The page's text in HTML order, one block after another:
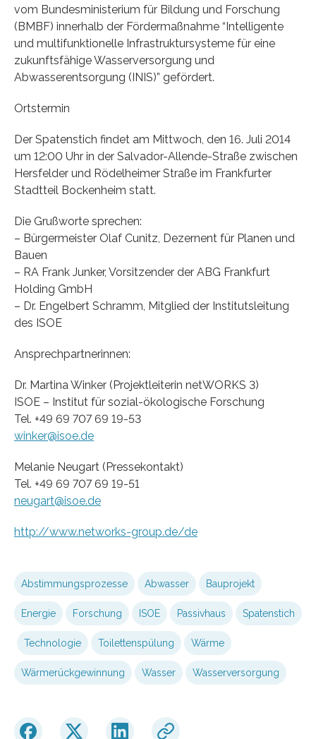
vom Bundesministerium für Bildung und Forschung
(BMBF) innerhalb der Fördermaßnahme “Intelligente
und multifunktionelle Infrastruktursysteme für eine
zukunftsfähige Wasserversorgung und
Abwasserentsorgung (INIS)” gefördert.
Ortstermin
Der Spatenstich findet am Mittwoch, den 16. Juli 2014
um 12:00 Uhr in der Salvador-Allende-Straße zwischen
Hersfelder und Rödelheimer Straße im Frankfurter
Stadtteil Bockenheim statt.
Die Grußworte sprechen:
– Bürgermeister Olaf Cunitz, Dezernent für Planen und
Bauen
– RA Frank Junker, Vorsitzender der ABG Frankfurt
Holding GmbH
– Dr. Engelbert Schramm, Mitglied der Institutsleitung
des ISOE
Ansprechpartnerinnen:
Dr. Martina Winker (Projektleiterin netWORKS 3)
ISOE – Institut für sozial-ökologische Forschung
Tel. +49 69 707 69 19-53
winker@isoe.de
Melanie Neugart (Pressekontakt)
Tel. +49 69 707 69 19-51
neugart@isoe.de
http://www.networks-group.de/de
Abstimmungsprozesse Abwasser Bauprojekt
Energie Forschung ISOE Passivhaus Spatenstich
Technologie Toilettenspülung Wärme
Wärmerückgewinnung Wasser Wasserversorgung